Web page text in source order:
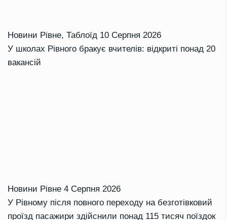
Новини Рівне, Таблоїд 10 Серпня 2026
У школах Рівного бракує вчителів: відкриті понад 20
вакансій
Новини Рівне 4 Серпня 2026
У Рівному після повного переходу на безготівковий
проїзд пасажири здійснили понад 115 тисяч поїздок